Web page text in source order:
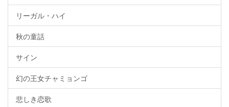
リーガル・ハイ
秋の童話
サイン
幻の王女チャミョンゴ
悲しき恋歌